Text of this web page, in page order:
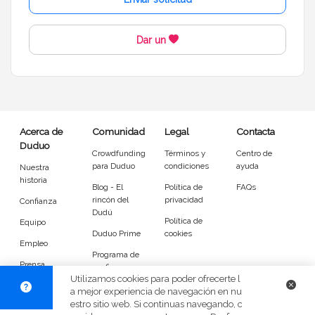
Idiomas del dudú
Cerrar Filtrar
Dar un
Acerca de
Duduo
Nuestra
historia
Confianza
Equipo
Empleo
Prensa
Comunidad
Crowdfunding
para Duduo
Blog - El
rincón del
Dudú
Duduo Prime
Programa de
confianza
DuduoApp
para Android
Legal
Términos y
condiciones
Política de
privacidad
Política de
cookies
Contacta
Centro de
ayuda
FAQs
Utilizamos cookies para poder ofrecerte l
a mejor experiencia de navegación en nu
estro sitio web. Si continuas navegando, c